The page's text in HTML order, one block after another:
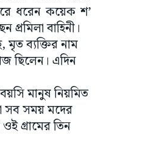
ধরেন কয়েক শ’
বাহিনী।
মৃত ব্যক্তির নাম
ছিলেন। এদিন
মানুষ নিয়মিত
সব সময় মদের
গ্রামের তিন